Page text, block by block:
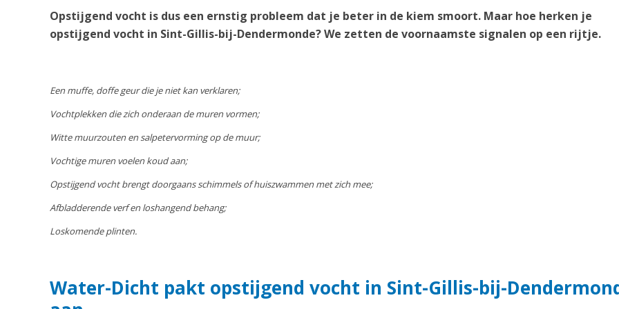
Opstijgend vocht is dus een ernstig probleem dat je beter in de kiem smoort. Maar hoe herken je
opstijgend vocht in Sint-Gillis-bij-Dendermonde? We zetten de voornaamste signalen op een rijtje.
Een muffe, doffe geur die je niet kan verklaren;
Vochtplekken die zich onderaan de muren vormen;
Witte muurzouten en salpetervorming op de muur;
Vochtige muren voelen koud aan;
Opstijgend vocht brengt doorgaans schimmels of huiszwammen met zich mee;
Afbladderende verf en loshangend behang;
Loskomende plinten.
Water-Dicht pakt opstijgend vocht in Sint-Gillis-bij-